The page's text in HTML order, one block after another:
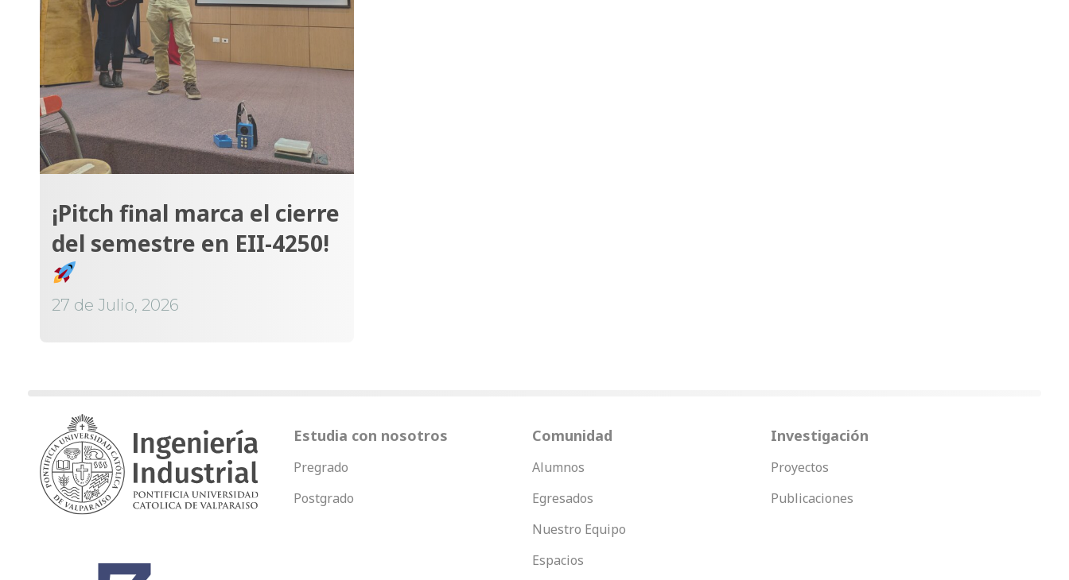
¡Pitch final marca el cierre
del semestre en EII-4250!
27 de Julio, 2026
Estudia con nosotros
Pregrado
Postgrado
Comunidad
Alumnos
Egresados
Nuestro Equipo
Espacios
Investigación
Proyectos
Publicaciones